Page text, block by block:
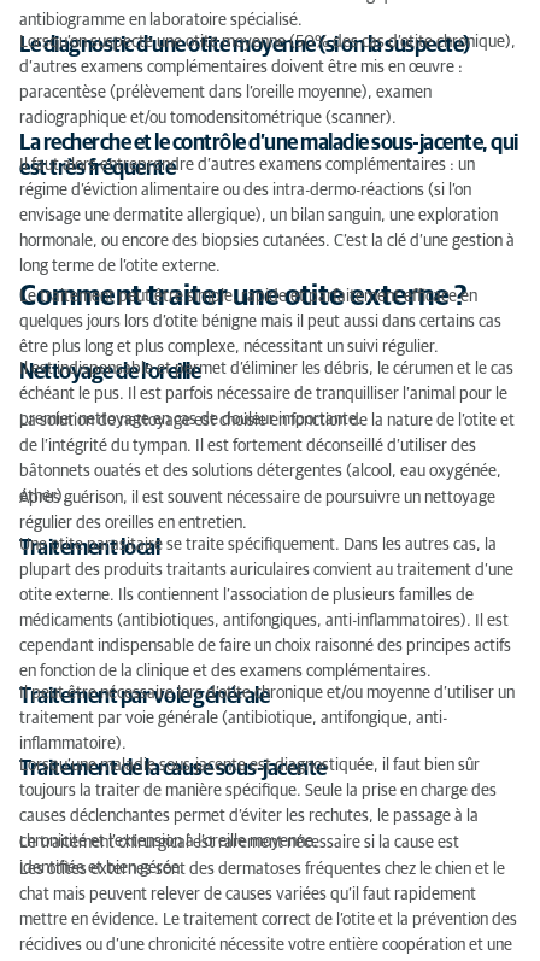
antibiogramme en laboratoire spécialisé.
Le diagnostic d’une otite moyenne (si on la suspecte)
Lorsqu’on suspecte une otite moyenne (50% des cas d’otite chronique),
d’autres examens complémentaires doivent être mis en œuvre :
paracentèse (prélèvement dans l’oreille moyenne), examen
radiographique et/ou tomodensitométrique (scanner).
La recherche et le contrôle d’une maladie sous-jacente, qui
est très fréquente
Il faut alors entreprendre d’autres examens complémentaires : un
régime d’éviction alimentaire ou des intra-dermo-réactions (si l’on
envisage une dermatite allergique), un bilan sanguin, une exploration
hormonale, ou encore des biopsies cutanées. C’est la clé d’une gestion à
long terme de l’otite externe.
Comment traiter une otite externe ?
Le traitement peut être simple, rapide et parfaitement efficace en
quelques jours lors d’otite bénigne mais il peut aussi dans certains cas
être plus long et plus complexe, nécessitant un suivi régulier.
Nettoyage de l’oreille
Il est indispensable et permet d’éliminer les débris, le cérumen et le cas
échéant le pus. Il est parfois nécessaire de tranquilliser l’animal pour le
premier nettoyage en cas de douleur importante.
La solution de nettoyage est choisie en fonction de la nature de l’otite et
de l’intégrité du tympan. Il est fortement déconseillé d’utiliser des
bâtonnets ouatés et des solutions détergentes (alcool, eau oxygénée,
éther).
Après guérison, il est souvent nécessaire de poursuivre un nettoyage
régulier des oreilles en entretien.
Traitement local
Une otite parasitaire se traite spécifiquement. Dans les autres cas, la
plupart des produits traitants auriculaires convient au traitement d’une
otite externe. Ils contiennent l’association de plusieurs familles de
médicaments (antibiotiques, antifongiques, anti-inflammatoires). Il est
cependant indispensable de faire un choix raisonné des principes actifs
en fonction de la clinique et des examens complémentaires.
Traitement par voie générale
Il peut être nécessaire lors d’otite chronique et/ou moyenne d’utiliser un
traitement par voie générale (antibiotique, antifongique, anti-
inflammatoire).
Traitement de la cause sous-jacente
Lorsqu’une maladie sous-jacente est diagnostiquée, il faut bien sûr
toujours la traiter de manière spécifique. Seule la prise en charge des
causes déclenchantes permet d’éviter les rechutes, le passage à la
chronicité et l’extension à l’oreille moyenne.
Le traitement chirurgical est rarement nécessaire si la cause est
identifiée et bien gérée.
Les otites externes sont des dermatoses fréquentes chez le chien et le
chat mais peuvent relever de causes variées qu’il faut rapidement
mettre en évidence. Le traitement correct de l’otite et la prévention des
récidives ou d’une chronicité nécessite votre entière coopération et une